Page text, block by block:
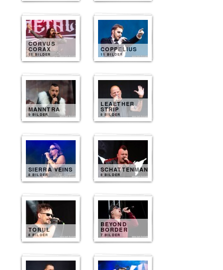
CORVUS
CORAX
11 BILDER
COPPELIUS
11 BILDER
MANNTRA
9 BILDER
LEAETHER
STRIP
8 BILDER
SIERRA VEINS
8 BILDER
SCHATTENMANN
8 BILDER
TORUL
8 BILDER
BEYOND
BORDER
7 BILDER